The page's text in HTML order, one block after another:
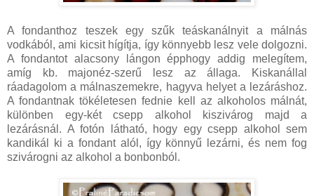
A fondanthoz teszek egy szűk teáskanálnyit a málnás
vodkából, ami kicsit hígítja, így könnyebb lesz vele dolgozni.
A fondantot alacsony lángon épphogy addig melegítem,
amíg kb. majonéz-szerű lesz az állaga. Kiskanállal
ráadagolom a málnaszemekre, hagyva helyet a lezáráshoz.
A fondantnak tökéletesen fednie kell az alkoholos málnát,
különben egy-két csepp alkohol kiszivárog majd a
lezárásnál. A fotón látható, hogy egy csepp alkohol sem
kandikál ki a fondant alól, így könnyű lezárni, és nem fog
szivárogni az alkohol a bonbonból.